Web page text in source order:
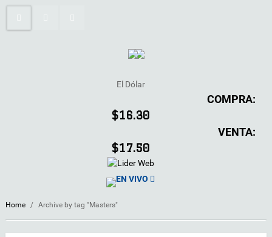
El Dólar
COMPRA:
$16.30
VENTA:
$17.50
EN VIVO
Home / Archive by tag "Masters"